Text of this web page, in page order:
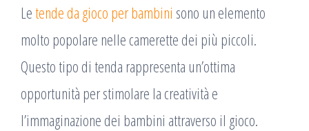
Letende da gioco per bambini sono un elemento
molto popolare nelle camerette dei più piccoli.
Questo tipo di tenda rappresenta un’ottima
opportunità per stimolare la creatività e
l’immaginazione dei bambini attraverso il gioco.